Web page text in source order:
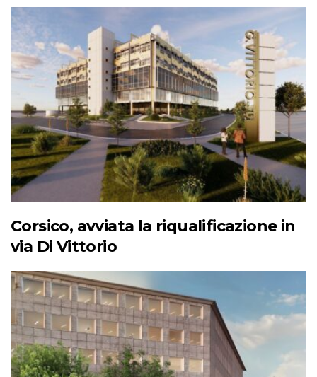
Corsico, avviata la riqualificazione in
via Di Vittorio